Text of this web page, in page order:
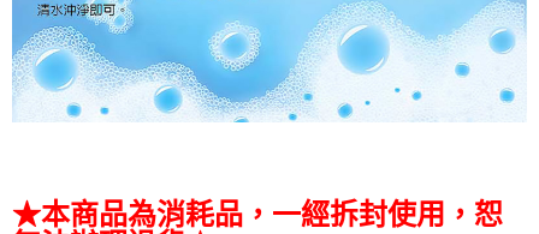
★本商品為消耗品，一經拆封使用，恕